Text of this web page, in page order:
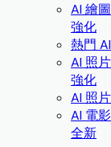
AI 繪
強化
熱門
AI 照
強化
AI 照
AI 電
全新